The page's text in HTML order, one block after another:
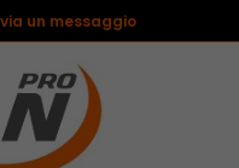
un messaggio